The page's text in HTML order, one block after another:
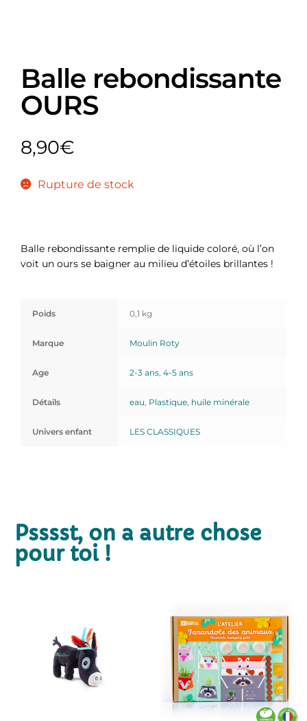
Balle rebondissante
OURS
8,90€
Rupture de stock
Balle rebondissante remplie de liquide coloré, où l’on
voit un ours se baigner au milieu d’étoiles brillantes !
Poids 0,1 kg
Marque Moulin Roty
Age 2-3 ans, 4-5 ans
Détails eau Plastique, huile minérale
Univers enfant LES CLASSIQUES
Psssst, on a autre chose
pour toi !